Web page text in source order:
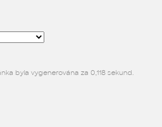
byla vygenerována za 0,118 sekund.